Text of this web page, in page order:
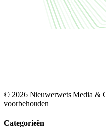
© 2026 Nieuwerwets Media &
voorbehouden
Categorieën